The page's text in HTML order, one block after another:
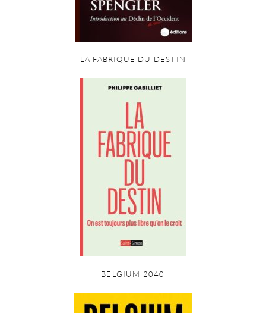
LA FABRIQUE DU DESTIN
BELGIUM 2040